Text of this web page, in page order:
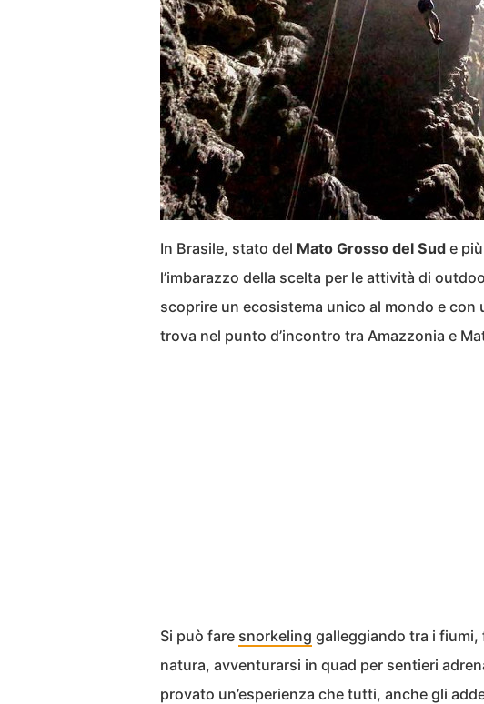
In Brasile, stato del Mato Grosso del Sud e
l’imbarazzo della scelta per le attività di
scoprire un ecosistema unico al mondo e
trova nel punto d’incontro tra Amazzonia e
Si può fare snorkeling galleggiando tra i fiumi,
natura, avventurarsi in quad per sentieri
provato un’esperienza che tutti, anche gli